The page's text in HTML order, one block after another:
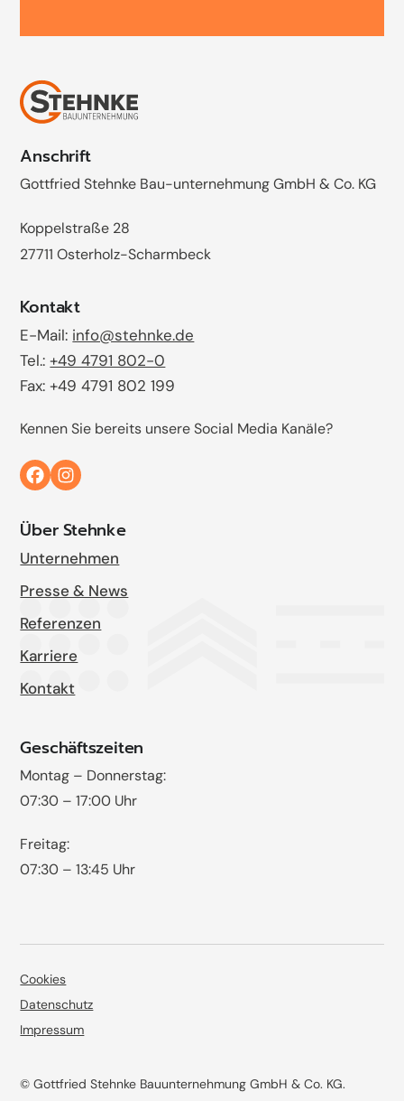
Anschrift
Gottfried Stehnke Bau-unternehmung GmbH & Co. KG
Koppelstraße 28
27711 Osterholz-Scharmbeck
Kontakt
E-Mail: info@stehnke.de
Tel.:+49 4791 802-0
Fax: +49 4791 802 199
Kennen Sie bereits unsere Social Media Kanäle?
Über Stehnke
Unternehmen
Presse & News
Referenzen
Karriere
Kontakt
Geschäftszeiten
Montag – Donnerstag:
07:30 – 17:00 Uhr
Freitag:
07:30 – 13:45 Uhr
© Gottfried Stehnke Bauunternehmung GmbH & Co. KG.
Cookies
Datenschutz
Impressum